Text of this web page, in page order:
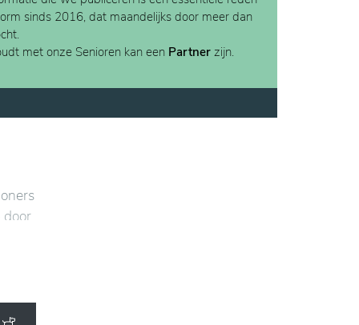
sinds 2016, dat maandelijks door meer dan
met onze Senioren kan een Partner zijn.
door